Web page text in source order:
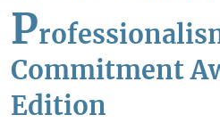
P
Commitment
Edition